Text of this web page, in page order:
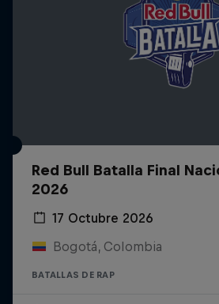
Red Bull Batalla Final
2026
17 Octubre 2026
Bogotá, Colombia
BATALLAS DE RAP